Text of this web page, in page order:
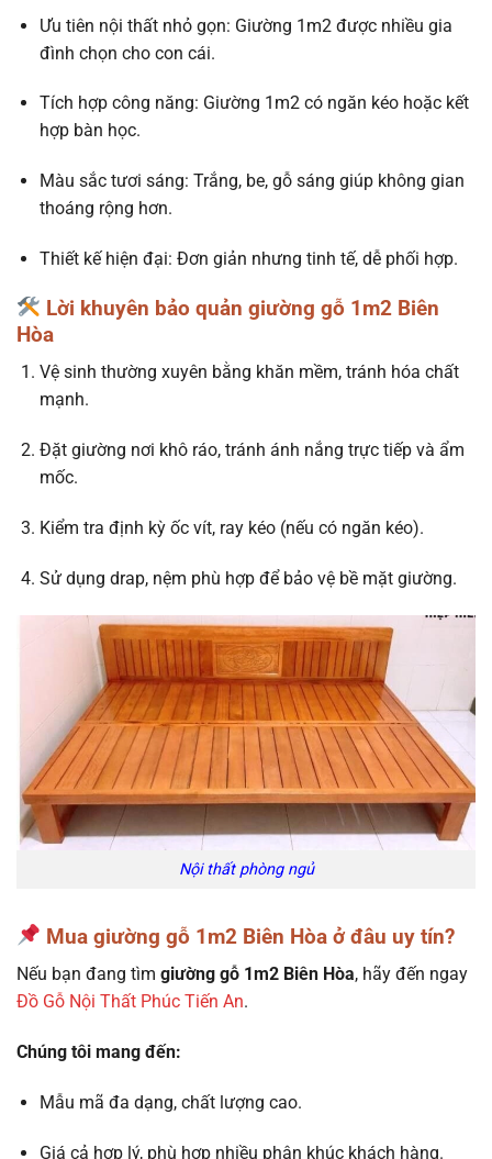
Ưu tiên nội thất nhỏ gọn: Giường 1m2 được nhiều gia
đình chọn cho con cái.
Tích hợp công năng: Giường 1m2 có ngăn kéo hoặc kết
hợp bàn học.
Màu sắc tươi sáng: Trắng, be, gỗ sáng giúp không gian
thoáng rộng hơn.
Thiết kế hiện đại: Đơn giản nhưng tinh tế, dễ phối hợp.
Lời khuyên bảo quản giường gỗ 1m2 Biên
Hòa
Vệ sinh thường xuyên bằng khăn mềm, tránh hóa chất
mạnh.
Đặt giường nơi khô ráo, tránh ánh nắng trực tiếp và ẩm
mốc.
Kiểm tra định kỳ ốc vít, ray kéo (nếu có ngăn kéo).
Sử dụng drap, nệm phù hợp để bảo vệ bề mặt giường.
Nội thất phòng ngủ
Mua giường gỗ 1m2 Biên Hòa ở đâu uy tín?
Nếu bạn đang tìm giường gỗ 1m2 Biên Hòa, hãy đến ngay
Đồ Gỗ Nội Thất Phúc Tiến An.
Chúng tôi mang đến:
Mẫu mã đa dạng, chất lượng cao.
Giá cả hợp lý, phù hợp nhiều phân khúc khách hàng.